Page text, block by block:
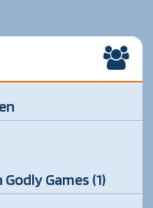
Games (1)